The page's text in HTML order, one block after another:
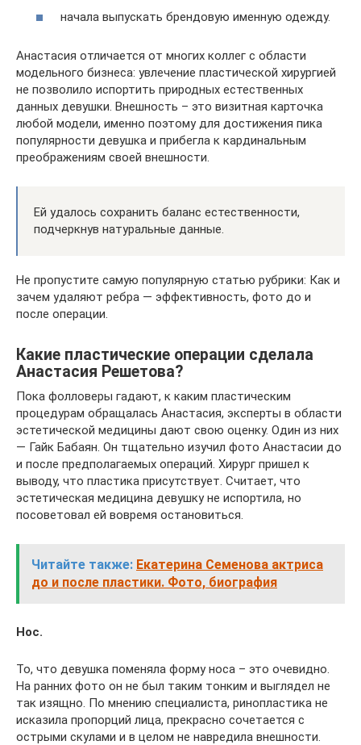
начала выпускать брендовую именную одежду.
Анастасия отличается от многих коллег с области
модельного бизнеса: увлечение пластической хирургией
не позволило испортить природных естественных
данных девушки. Внешность – это визитная карточка
любой модели, именно поэтому для достижения пика
популярности девушка и прибегла к кардинальным
преображениям своей внешности.
Ей удалось сохранить баланс естественности,
подчеркнув натуральные данные.
Не пропустите самую популярную статью рубрики: Как и
зачем удаляют ребра — эффективность, фото до и
после операции.
Какие пластические операции сделала
Анастасия Решетова?
Пока фолловеры гадают, к каким пластическим
процедурам обращалась Анастасия, эксперты в области
эстетической медицины дают свою оценку. Один из них
— Гайк Бабаян. Он тщательно изучил фото Анастасии до
и после предполагаемых операций. Хирург пришел к
выводу, что пластика присутствует. Считает, что
эстетическая медицина девушку не испортила, но
посоветовал ей вовремя остановиться.
Читайте также: Екатерина Семенова актриса
до и после пластики. Фото, биография
Нос.
То, что девушка поменяла форму носа – это очевидно.
На ранних фото он не был таким тонким и выглядел не
так изящно. По мнению специалиста, ринопластика не
исказила пропорций лица, прекрасно сочетается с
острыми скулами и в целом не навредила внешности.